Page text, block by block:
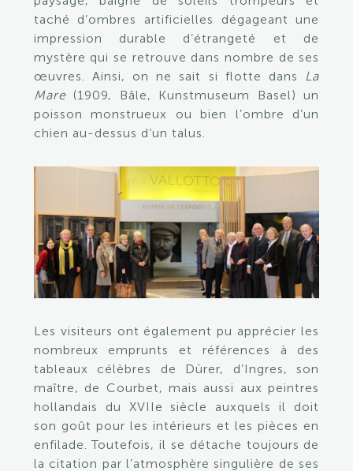
taché d’ombres artificielles dégageant une
impression durable d’étrangeté et de
mystère qui se retrouve dans nombre de ses
œuvres. Ainsi, on ne sait si flotte dans La
Mare(1909, Bâle, Kunstmuseum Basel) un
poisson monstrueux ou bien l’ombre d’un
chien au-dessus d’un talus.
Les visiteurs ont également pu apprécier les
nombreux emprunts et références à des
tableaux célèbres de Dürer, d’Ingres, son
maître, de Courbet, mais aussi aux peintres
hollandais du XVIIe siècle auxquels il doit
son goût pour les intérieurs et les pièces en
enfilade. Toutefois, il se détache toujours de
la citation par l’atmosphère singulière de ses